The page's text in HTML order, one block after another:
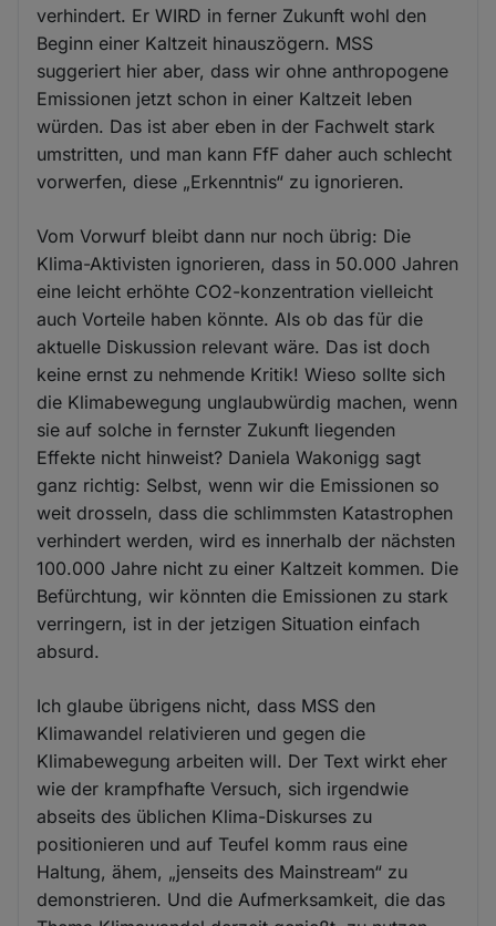
verhindert. Er WIRD in ferner Zukunft wohl den
Beginn einer Kaltzeit hinauszögern. MSS
suggeriert hier aber, dass wir ohne anthropogene
Emissionen jetzt schon in einer Kaltzeit leben
würden. Das ist aber eben in der Fachwelt stark
umstritten, und man kann FfF daher auch schlecht
vorwerfen, diese „Erkenntnis“ zu ignorieren.
Vom Vorwurf bleibt dann nur noch übrig: Die
Klima-Aktivisten ignorieren, dass in 50.000 Jahren
eine leicht erhöhte CO2-konzentration vielleicht
auch Vorteile haben könnte. Als ob das für die
aktuelle Diskussion relevant wäre. Das ist doch
keine ernst zu nehmende Kritik! Wieso sollte sich
die Klimabewegung unglaubwürdig machen, wenn
sie auf solche in fernster Zukunft liegenden
Effekte nicht hinweist? Daniela Wakonigg sagt
ganz richtig: Selbst, wenn wir die Emissionen so
weit drosseln, dass die schlimmsten Katastrophen
verhindert werden, wird es innerhalb der nächsten
100.000 Jahre nicht zu einer Kaltzeit kommen. Die
Befürchtung, wir könnten die Emissionen zu stark
verringern, ist in der jetzigen Situation einfach
absurd.
Ich glaube übrigens nicht, dass MSS den
Klimawandel relativieren und gegen die
Klimabewegung arbeiten will. Der Text wirkt eher
wie der krampfhafte Versuch, sich irgendwie
abseits des üblichen Klima-Diskurses zu
positionieren und auf Teufel komm raus eine
Haltung, ähem, „jenseits des Mainstream“ zu
demonstrieren. Und die Aufmerksamkeit, die das